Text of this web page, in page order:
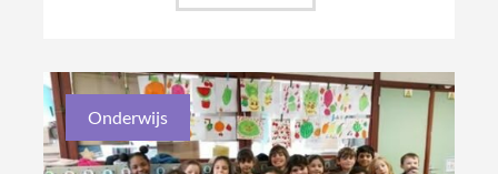
Onderwijs